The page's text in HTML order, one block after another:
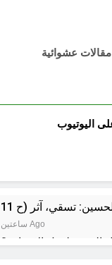
مقالات عشوائية
اليوتيوب
ساعتين Ago
لعقل الانسان ؟